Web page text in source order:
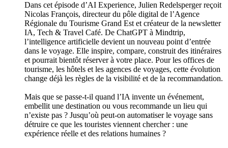
Dans cet épisode d’AI Experience, Julien Redelsperger reçoit
Nicolas François, directeur du pôle digital de l’Agence
Régionale du Tourisme Grand Est et créateur de la newsletter
IA, Tech & Travel Café. De ChatGPT à Mindtrip,
l’intelligence artificielle devient un nouveau point d’entrée
dans le voyage. Elle inspire, compare, construit des itinéraires
et pourrait bientôt réserver à votre place. Pour les offices de
tourisme, les hôtels et les agences de voyages, cette évolution
change déjà les règles de la visibilité et de la recommandation.
Mais que se passe-t-il quand l’IA invente un événement,
embellit une destination ou vous recommande un lieu qui
n’existe pas ? Jusqu’où peut-on automatiser le voyage sans
détruire ce que les touristes viennent chercher : une
expérience réelle et des relations humaines ?